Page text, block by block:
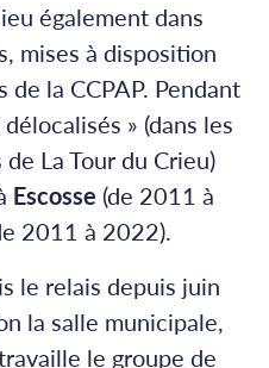
également dans
mises à disposition
la CCPAP. Pendant
» (dans les
La Tour du Crieu)
Escosse (de 2011 à
2011 à 2022).
le relais depuis juin
la salle municipale,
le groupe de